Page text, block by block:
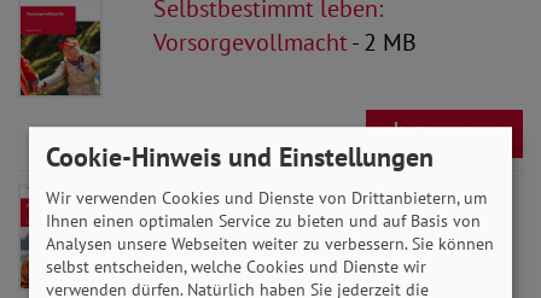
Selbstbestimmt leben:
Vorsorgevollmacht- 2 MB
Download
Patientenverfügung- 3 MB
Cookie-Hinweis und Einstellungen
Wir verwenden Cookies und Dienste von Drittanbietern, um
Ihnen einen optimalen Service zu bieten und auf Basis von
Analysen unsere Webseiten weiter zu verbessern. Sie können
selbst entscheiden, welche Cookies und Dienste wir
verwenden dürfen. Natürlich haben Sie jederzeit die